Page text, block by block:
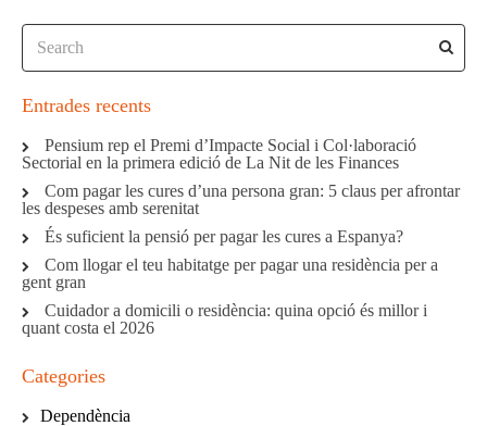
Entrades recents
Pensium rep el Premi d’Impacte Social i Col·laboració
Sectorial en la primera edició de La Nit de les Finances
Com pagar les cures d’una persona gran: 5 claus per afrontar
les despeses amb serenitat
És suficient la pensió per pagar les cures a Espanya?
Com llogar el teu habitatge per pagar una residència per a
gent gran
Cuidador a domicili o residència: quina opció és millor i
quant costa el 2026
Categories
Dependència